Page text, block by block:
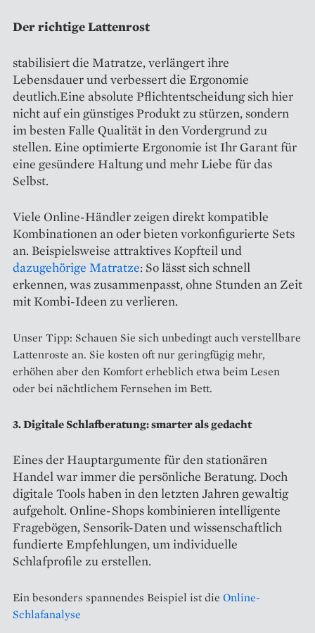
Der richtige Lattenrost
stabilisiert die Matratze, verlängert ihre
Lebensdauer und verbessert die Ergonomie
deutlich.Eine absolute Pflichtentscheidung sich hier
nicht auf ein günstiges Produkt zu stürzen, sondern
im besten Falle Qualität in den Vordergrund zu
stellen. Eine optimierte Ergonomie ist Ihr Garant für
eine gesündere Haltung und mehr Liebe für das
Selbst.
Viele Online-Händler zeigen direkt kompatible
Kombinationen an oder bieten vorkonfigurierte Sets
an. Beispielsweise attraktives Kopfteil und
dazugehörige Matratze: So lässt sich schnell
erkennen, was zusammenpasst, ohne Stunden an Zeit
mit Kombi-Ideen zu verlieren.
Unser Tipp: Schauen Sie sich unbedingt auch verstellbare
Lattenroste an. Sie kosten oft nur geringfügig mehr,
erhöhen aber den Komfort erheblich etwa beim Lesen
oder bei nächtlichem Fernsehen im Bett.
3. Digitale Schlafberatung: smarter als gedacht
Eines der Hauptargumente für den stationären
Handel war immer die persönliche Beratung. Doch
digitale Tools haben in den letzten Jahren gewaltig
aufgeholt. Online-Shops kombinieren intelligente
Fragebögen, Sensorik-Daten und wissenschaftlich
fundierte Empfehlungen, um individuelle
Schlafprofile zu erstellen.
Ein besonders spannendes Beispiel ist die Online-
Schlafanalyse